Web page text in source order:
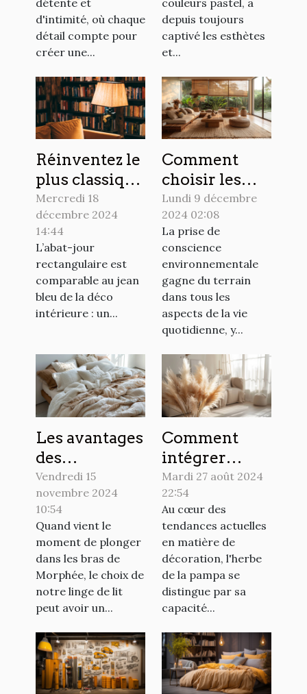
d'intimité, où chaque
détail compte pour
créer une...
depuis toujours
captivé les esthètes
et...
Réinventez le
plus classique
des
luminaires :
l'abat-jour
rectangulaire
Mercredi 18
décembre 2024
14:44
L’abat-jour
rectangulaire est
comparable au jean
bleu de la déco
intérieure : un...
Comment
choisir les
matériaux
écologiques
pour votre
décoration
intérieure
Lundi 9 décembre
2024 02:08
La prise de
conscience
environnementale
gagne du terrain
dans tous les
aspects de la vie
quotidienne, y...
Les avantages
des
différentes
matières de
housses de
couette pour
un sommeil
réparateur
Vendredi 15
novembre 2024
10:54
Quand vient le
moment de plonger
dans les bras de
Morphée, le choix de
notre linge de lit
peut avoir un...
Comment
intégrer
l'herbe de la
pampa dans
votre
décoration
intérieure
Mardi 27 août 2024
22:54
Au cœur des
tendances actuelles
en matière de
décoration, l'herbe
de la pampa se
distingue par sa
capacité...